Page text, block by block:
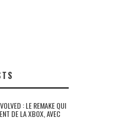
: LE REMAKE QUI
DE LA XBOX, AVEC